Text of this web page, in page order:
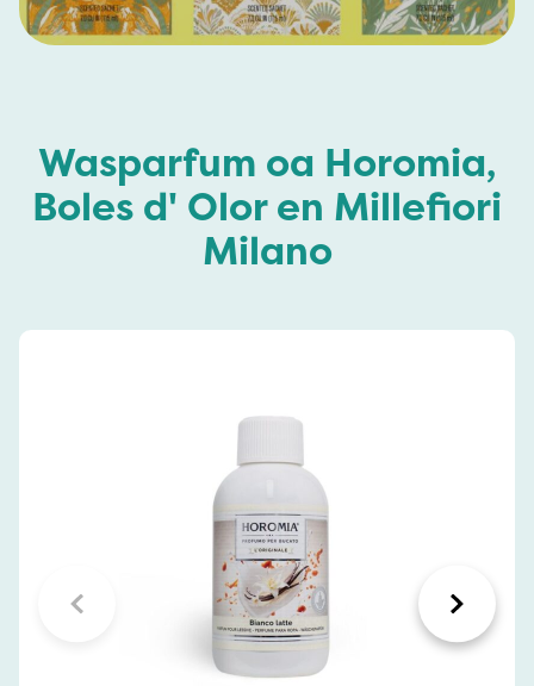
Wasparfum oa Horomia,
Boles d' Olor en Millefiori
Milano